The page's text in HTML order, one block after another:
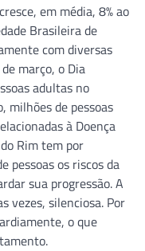
em média, 8% ao
Brasileira de
com diversas
março, o Dia
adultas no
milhões de pessoas
à Doença
Rim tem por
pessoas os riscos da
sua progressão. A
vezes, silenciosa. Por
o que